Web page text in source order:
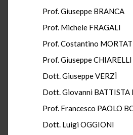
Prof. Giuseppe BRANCA
Prof. Michele FRAGALI
Prof. Costantino
Prof. Giuseppe CHIARELLI
Dott. Giuseppe VERZÌ
Dott. Giovanni BATTISTA
Prof. Francesco PAOLO
Dott. Luigi OGGIONI